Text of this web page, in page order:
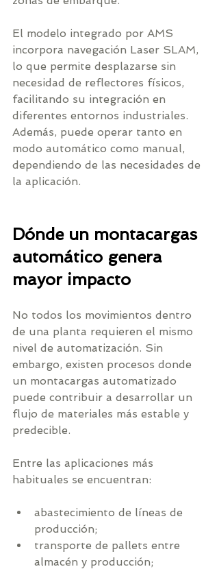
El modelo integrado por AMS
incorpora navegación Laser SLAM,
lo que permite desplazarse sin
necesidad de reflectores físicos,
facilitando su integración en
diferentes entornos industriales.
Además, puede operar tanto en
modo automático como manual,
dependiendo de las necesidades de
la aplicación.
Dónde un montacargas
automático genera
mayor impacto
No todos los movimientos dentro
de una planta requieren el mismo
nivel de automatización. Sin
embargo, existen procesos donde
un montacargas automatizado
puede contribuir a desarrollar un
flujo de materiales más estable y
predecible.
Entre las aplicaciones más
habituales se encuentran:
abastecimiento de líneas de
producción;
transporte de pallets entre
almacén y producción;